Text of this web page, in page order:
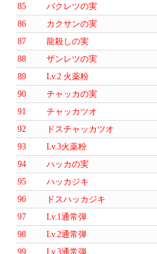
85
バクレツの実
86
カクサンの実
87
龍殺しの実
88
ザンレツの実
89
Lv.2 火薬粉
90
チャッカの実
91
チャッカツオ
92
ドスチャッカツオ
93
Lv.3火薬粉
94
ハッカの実
95
ハッカジキ
96
ドスハッカジキ
97
Lv.1通常弾
98
Lv.2通常弾
99
Lv.3通常弾